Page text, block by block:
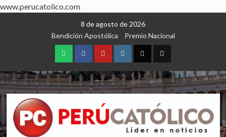
www.perucatolico.com
8 de agosto de 2026
Bendición Apostólica
Premio Nacional
WhatsAppFacebookYoutubeInstagram
X TikTok